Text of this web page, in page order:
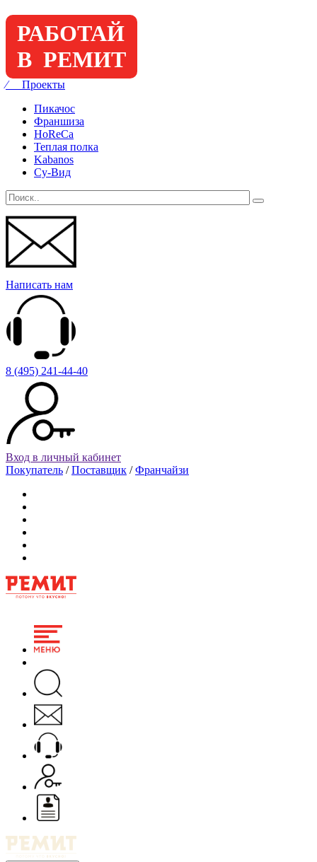
РАБОТАЙ
В РЕМИТ
⁄ Проекты
Пикачос
Франшиза
HoReCa
Теплая полка
Kabanos
Су-Вид
Написать нам
8 (495) 241-44-40
Вход в личный кабинет
Покупатель /Поставщик /Франчайзи